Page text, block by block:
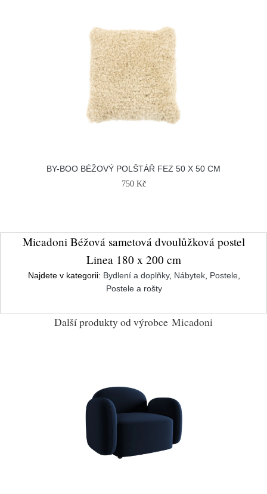
BY-BOO BÉŽOVÝ POLŠTÁŘ FEZ 50 X 50 CM
750 Kč
Micadoni Béžová sametová dvoulůžková postel
Linea 180 x 200 cm
Najdete v kategorii: Bydlení a doplňky, Nábytek Postele
Postele a rošty
Další produkty od výrobce Micadoni